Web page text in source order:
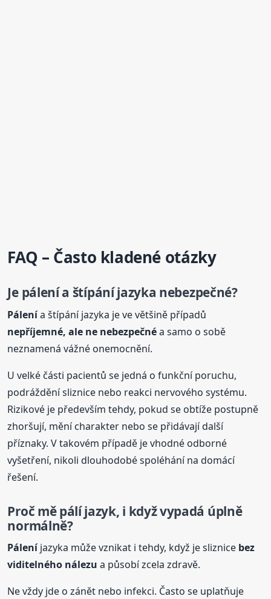
FAQ – Často kladené otázky
Je pálenía štípání jazyka nebezpečné?
Pálenía štípání jazyka je ve většině případů
nepříjemné, ale ne nebezpečnéa samo o sobě
neznamená vážné onemocnění.
U velké části pacientů se jedná o funkční poruchu,
podráždění sliznice nebo reakci nervového systému.
Rizikové je především tehdy, pokud se obtíže postupně
zhoršují, mění charakter nebo se přidávají další
příznaky. V takovém případě je vhodné odborné
vyšetření, nikoli dlouhodobé spoléhání na domácí
řešení.
Proč mě pálí jazyk, i když vypadá úplně
normálně?
Páleníjazyka může vznikat i tehdy, když je sliznice bez
viditelného nálezu a působí zcela zdravě.
Ne vždy jde o zánět nebo infekci. Často se uplatňuje